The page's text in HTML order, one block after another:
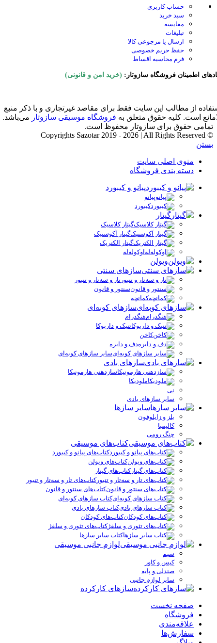
حساب کاربری
سبد خرید
مقایسه
تبلیغات
ارسال یا مرجوعی کالا
حفظ حریم خصوصی
فرم محاسبه اقساط
اطمینان فروشگاه سازوتار: (خرید امن و قانونی)
از مطالب این سایت فقط برای مقاصد غیرتجاری و با ذکر منبع
است. کلیه حقوق متعلق به فروشگاه موسیقی سازوتار می‌باشد.
تمامی حقوق برای سازوتار محفوظ است.
© Copyrights Sazotar 2019 - 2026 | All Rights Reserved
بستن
منوی اصلی سایت
دسته بندی فروشگاه
پیانو و کیبورد
پیانو
کیبورد
گیتار
گیتار کلاسیک
گیتار آکوستیک
گیتار الکتریک
اوکوله‌له
ویولن
سازهای سنتی
تار و سه‌تار و تنبور
سنتور و قانون
کمانچه
سازهای کوبه‌ای
هنگدرام
تنبک و داربوکا
کاخن
دف و دایره
سایر سازهای کوبه‌ای
سازهای بادی
سازدهنی هارمونیکا
ملودیکا
نی
سایر سازهای بادی
سایر سازها
بلز و زایلوفون
کالیمبا
چنگ رومی
کتاب‌های موسیقی
کتاب‌های پیانو و کیبورد
کتاب‌های ویولن
کتاب‌های گیتار
کتاب‌های تار و سه‌تار و تنبور
کتاب‌های سنتور و قانون
کتاب سازهای کوبه‌ای
کتاب سازهای بادی
کتاب‌های کودکان
کتاب‌های تئوری و سلفژ
کتاب سایر سازها
لوازم جانبی موسیقی
سیم
کیس و کاور
صندلی و پایه
سایر لوازم جانبی
سازهای کارکرده
صفحه نخست
فروشگاه
علاقه‌مندی
سفارش‌ها